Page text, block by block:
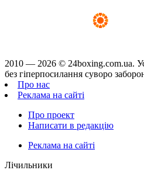
2010 — 2026 © 24boxing.com.ua.
без гіперпосилання суворо
Про нас
Реклама на сайті
Про проект
Написати в редакцію
Реклама на сайті
Лічильники